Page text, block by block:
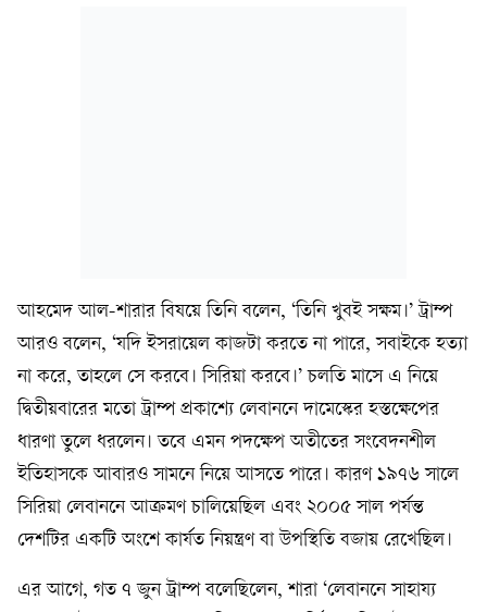
আহমেদ আল-শারার বিষয়ে তিনি বলেন, ‘তিনি খুবই সক্ষম।’ ট্রাম্প
আরও বলেন, ‘যদি ইসরায়েল কাজটা করতে না পারে, সবাইকে হত্যা
না করে, তাহলে সে করবে। সিরিয়া করবে।’ চলতি মাসে এ নিয়ে
দ্বিতীয়বারের মতো ট্রাম্প প্রকাশ্যে লেবাননে দামেস্কের হস্তক্ষেপের
ধারণা তুলে ধরলেন। তবে এমন পদক্ষেপ অতীতের সংবেদনশীল
ইতিহাসকে আবারও সামনে নিয়ে আসতে পারে। কারণ ১৯৭৬ সালে
সিরিয়া লেবাননে আক্রমণ চালিয়েছিল এবং ২০০৫ সাল পর্যন্ত
দেশটির একটি অংশে কার্যত নিয়ন্ত্রণ বা উপস্থিতি বজায় রেখেছিল।
এর আগে, গত ৭ জুন ট্রাম্প বলেছিলেন, শারা ‘লেবাননে সাহায্য